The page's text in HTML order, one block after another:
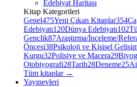
Edebiyat Haritası
Kitap Kategorileri
Genel475Yeni Çıkan Kitaplar354
Edebiyatı120Dünya Edebiyatı102
Gençlik87Araştırma/İnceleme/
Öncesi38Psikoloji ve Kişisel
Kurgu32Polisiye ve Macera29
Otobiyografi28Tarih28Deneme25
Tüm kitaplar →
Yayınevleri